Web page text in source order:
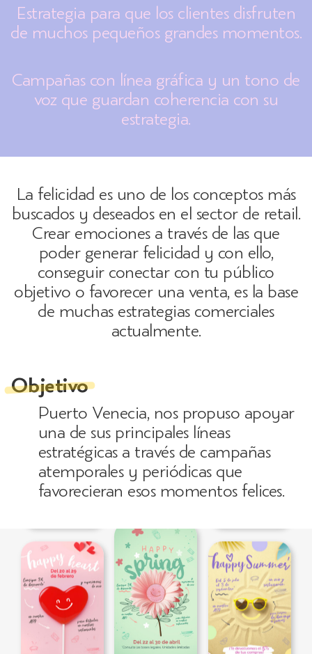
Estrategia para que los clientes disfruten
de muchos pequeños grandes momentos.
Campañas con línea gráfica y un tono de
voz que guardan coherencia con su
estrategia.
La felicidad es uno de los conceptos más
buscados y deseados en el sector de retail.
Crear emociones a través de las que
poder generar felicidad y con ello,
conseguir conectar con tu público
objetivo o favorecer una venta, es la base
de muchas estrategias comerciales
actualmente.
Objetivo
Puerto Venecia, nos propuso apoyar
una de sus principales líneas
estratégicas a través de campañas
atemporales y periódicas que
favorecieran esos momentos felices.